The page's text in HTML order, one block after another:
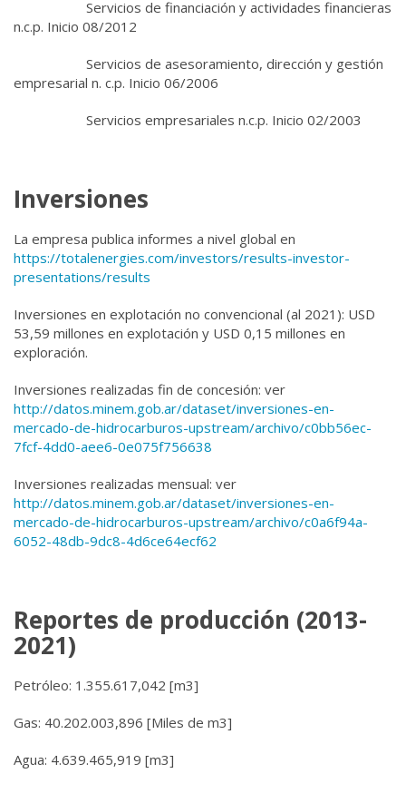
Servicios de financiación y actividades financieras
n.c.p. Inicio 08/2012
Servicios de asesoramiento, dirección y gestión
empresarial n. c.p. Inicio 06/2006
Servicios empresariales n.c.p. Inicio 02/2003
Inversiones
La empresa publica informes a nivel global en
https://totalenergies.com/investors/results-investor-
presentations/results
Inversiones en explotación no convencional (al 2021): USD
53,59 millones en explotación y USD 0,15 millones en
exploración.
Inversiones realizadas fin de concesión: ver
http://datos.minem.gob.ar/dataset/inversiones-en-
mercado-de-hidrocarburos-upstream/archivo/c0bb56ec-
7fcf-4dd0-aee6-0e075f756638
Inversiones realizadas mensual: ver
http://datos.minem.gob.ar/dataset/inversiones-en-
mercado-de-hidrocarburos-upstream/archivo/c0a6f94a-
6052-48db-9dc8-4d6ce64ecf62
Reportes de producción (2013-
2021)
Petróleo: 1.355.617,042 [m3]
Gas: 40.202.003,896 [Miles de m3]
Agua: 4.639.465,919 [m3]